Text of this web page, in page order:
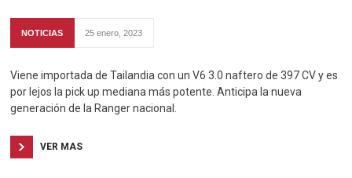
NOTICIAS 25 enero, 2023
Viene importada de Tailandia con un V6 3.0 naftero de 397 CV y es
por lejos la pick up mediana más potente. Anticipa la nueva
generación de la Ranger nacional.
VER MAS